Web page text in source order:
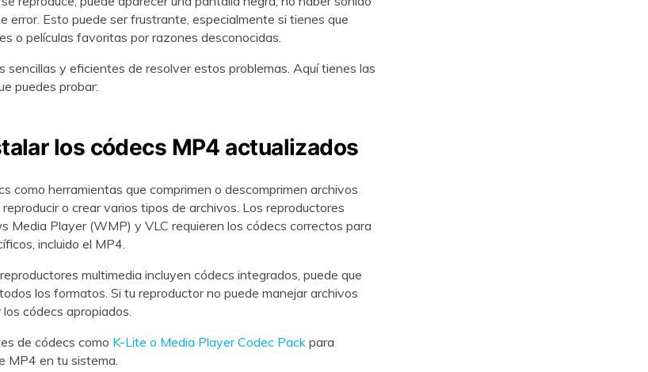
error. Esto puede ser frustrante, especialmente si tienes que
o películas favoritas por razones desconocidas.
sencillas y eficientes de resolver estos problemas. Aquí tienes las
puedes probar:
los códecs MP4 actualizados
como herramientas que comprimen o descomprimen archivos
o crear varios tipos de archivos. Los reproductores
Media Player (WMP) y VLC requieren los códecs correctos para
incluido el MP4.
multimedia incluyen códecs integrados, puede que
los formatos. Si tu reproductor no puede manejar archivos
códecs apropiados.
de códecs como K-Lite o Media Player Codec Packpara
MP4 en tu sistema.